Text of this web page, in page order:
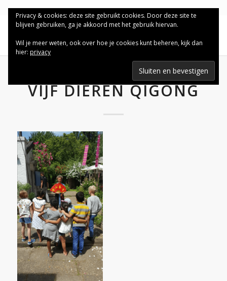
VIJF DIEREN QIGONG
Privacy & cookies: deze site gebruikt cookies. Door deze site te
blijven gebruiken, ga je akkoord met het gebruik hiervan.
Wil je meer weten, ook over hoe je cookies kunt beheren, kijk dan
hier: privacy